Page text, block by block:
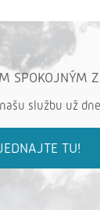
SPOKOJNÝM
službu už
TU!